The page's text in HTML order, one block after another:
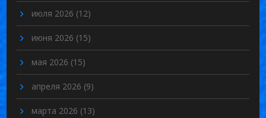
июля 2026 (12)
июня 2026 (15)
мая 2026 (15)
апреля 2026 (9)
марта 2026 (13)